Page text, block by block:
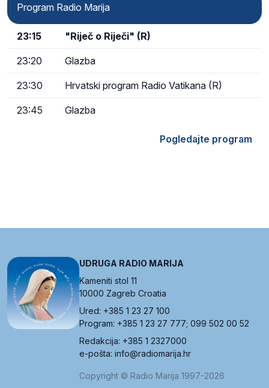
Program Radio Marija
23:15 "Riječ o Riječi" (R)
23:20 Glazba
23:30 Hrvatski program Radio Vatikana (R)
23:45 Glazba
Pogledajte program
UDRUGA RADIO MARIJA
Kameniti stol 11
10000 Zagreb Croatia
Ured: +385 1 23 27 100
Program: +385 1 23 27 777; 099 502 00 52
Redakcija: +385 1 2327000
e-pošta: info@radiomarija.hr
Copyright © Radio Marija 1997-2026